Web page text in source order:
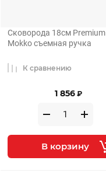
Сковорода 18см Premium
Mokko съемная ручка
1 856 ₽
К сравнению
В корзину